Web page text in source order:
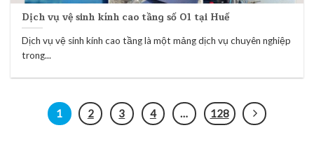
Dịch vụ vệ sinh kính cao tầng số 01 tại Huế
Dịch vụ vệ sinh kính cao tầng là một mảng dịch vụ chuyên nghiệp
trong...
1 2 3 4 … 128